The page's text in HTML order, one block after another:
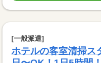
[一般派遣]
ホテルの客室清掃ス